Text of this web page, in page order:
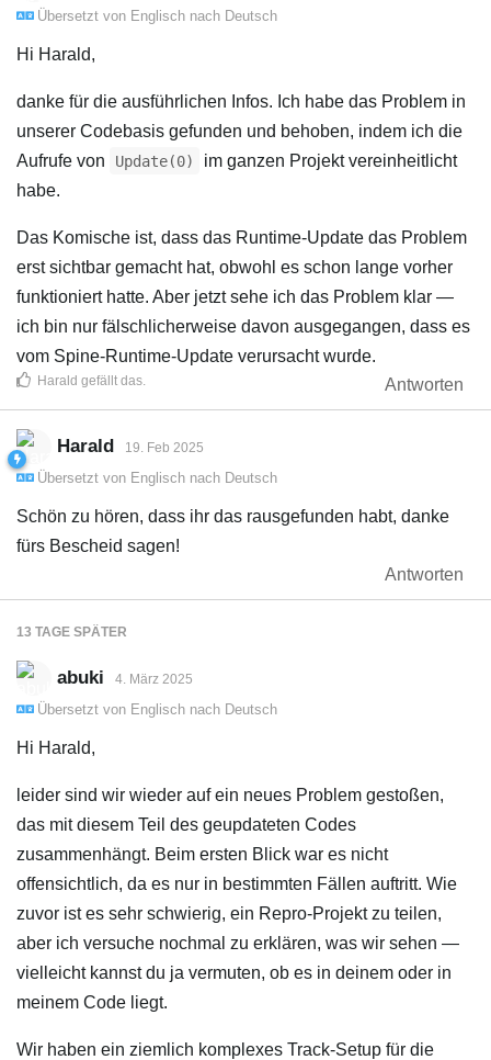
Übersetzt von Englisch nach Deutsch
Hi Harald,
danke für die ausführlichen Infos. Ich habe das Problem in
unserer Codebasis gefunden und behoben, indem ich die
Aufrufe von
Update(0)
im ganzen Projekt vereinheitlicht
habe.
Das Komische ist, dass das Runtime-Update das Problem
erst sichtbar gemacht hat, obwohl es schon lange vorher
funktioniert hatte. Aber jetzt sehe ich das Problem klar —
ich bin nur fälschlicherweise davon ausgegangen, dass es
vom Spine-Runtime-Update verursacht wurde.
Antworten
Harald gefällt das.
Harald 19. Feb 2025
Übersetzt von Englisch nach Deutsch
Schön zu hören, dass ihr das rausgefunden habt, danke
fürs Bescheid sagen!
Antworten
13 TAGE SPÄTER
abuki 4. März 2025
Übersetzt von Englisch nach Deutsch
Hi Harald,
leider sind wir wieder auf ein neues Problem gestoßen,
das mit diesem Teil des geupdateten Codes
zusammenhängt. Beim ersten Blick war es nicht
offensichtlich, da es nur in bestimmten Fällen auftritt. Wie
zuvor ist es sehr schwierig, ein Repro-Projekt zu teilen,
aber ich versuche nochmal zu erklären, was wir sehen —
vielleicht kannst du ja vermuten, ob es in deinem oder in
meinem Code liegt.
Wir haben ein ziemlich komplexes Track-Setup für die